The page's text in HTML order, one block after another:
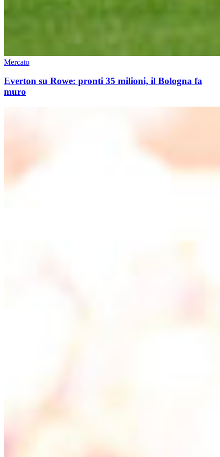
Mercato
Everton su Rowe: pronti 35 milioni, il Bologna fa
muro